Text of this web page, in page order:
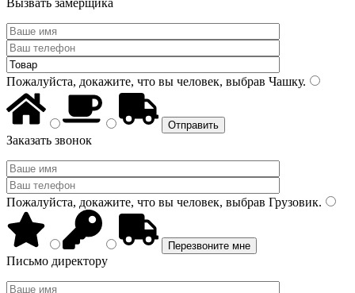
Вызвать замерщика
Пожалуйста, докажите, что вы человек, выбрав Чашку.
Заказать звонок
Пожалуйста, докажите, что вы человек, выбрав Грузовик.
Письмо директору